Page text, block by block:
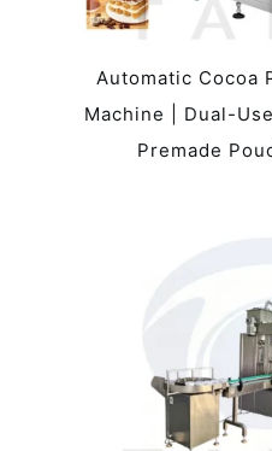
Automatic Cocoa
Machine | Dual-
Premade